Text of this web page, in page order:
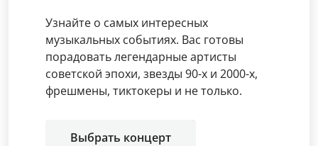
Узнайте о самых интересных
музыкальных событиях. Вас готовы
порадовать легендарные артисты
советской эпохи, звезды 90-х и 2000-х,
фрешмены, тиктокеры и не только.
Выбрать концерт